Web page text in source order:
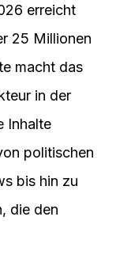
erreicht
25 Millionen
macht das
in der
Inhalte
politischen
bis hin zu
die den